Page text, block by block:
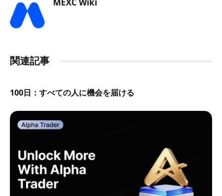
MEXC Wiki
関連記事
100日：すべての人に機会を届ける